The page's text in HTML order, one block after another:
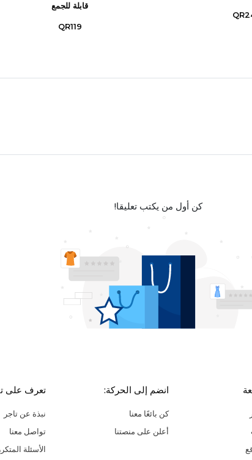
قابلة للجمع
QR119
كن أول من يكتب تعليقا!
انضم إلى الحركة:
كن بائعًا معنا
أعلن على منصتنا
تعرف على
نبذة عن تاجر
تواصل معنا
الأسئلة